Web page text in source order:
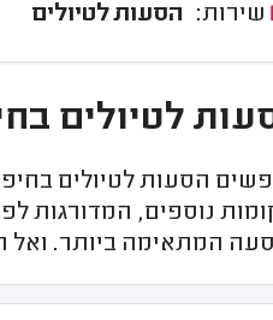
הסעות לטיולים
לטיולים בחיפה +
הסעות לטיולים
נוספים, המדורגות
המתאימה ביותר. ואל